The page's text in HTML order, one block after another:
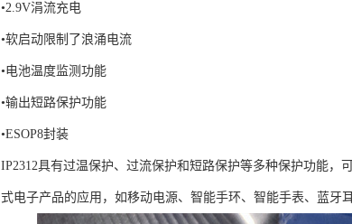
•2.9V涓流充电
•软启动限制了浪涌电流
•电池温度监测功能
•输出短路保护功能
•ESOP8封装
IP2312具有过温保护、过流保护和短路保护等多种保护功能，
式电子产品的应用，如移动电源、智能手环、智能手表、蓝牙耳